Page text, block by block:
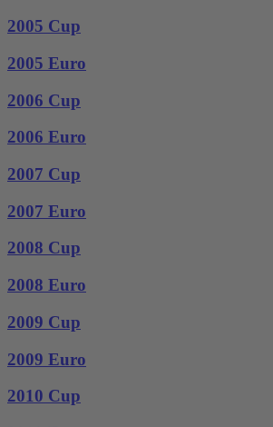
2005 Cup
2005 Euro
2006 Cup
2006 Euro
2007 Cup
2007 Euro
2008 Cup
2008 Euro
2009 Cup
2009 Euro
2010 Cup